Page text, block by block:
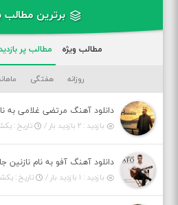
برترین مطالب
مطالب ویژه مطالب پر
روزانه هفتگی
دانلود آهنگ مرتضی غلامی به
بازدید : ۲ بازدید بار /
تاریخ : یکشنبه ۱۸
دانلود آهنگ آفو به نام نازنین
بازدید : ۱ بازدید بار /
تاریخ : یکشنبه ۱۸